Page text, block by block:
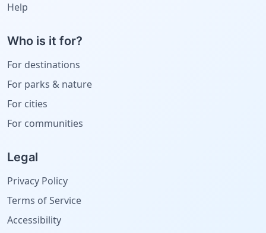
Help
Who is it for?
For destinations
For parks & nature
For cities
For communities
Legal
Privacy Policy
Terms of Service
Accessibility